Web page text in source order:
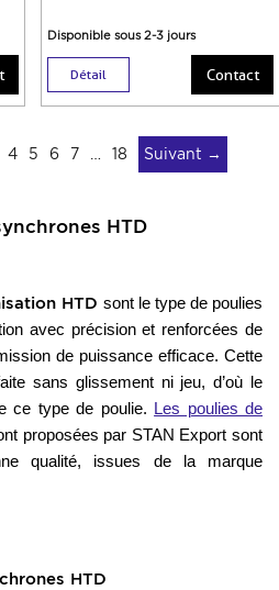
Disponible sous 2-3 jours
Détail Contact
4 5 6 7 … 18 Suivant →
HTD
HTD sont le type de poulies
avec précision et renforcées de
de puissance efficace. Cette
sans glissement ni jeu, d’où le
ce type de poulie.
Les poulies de
proposées par STAN Export sont
qualité, issues de la marque
HTD